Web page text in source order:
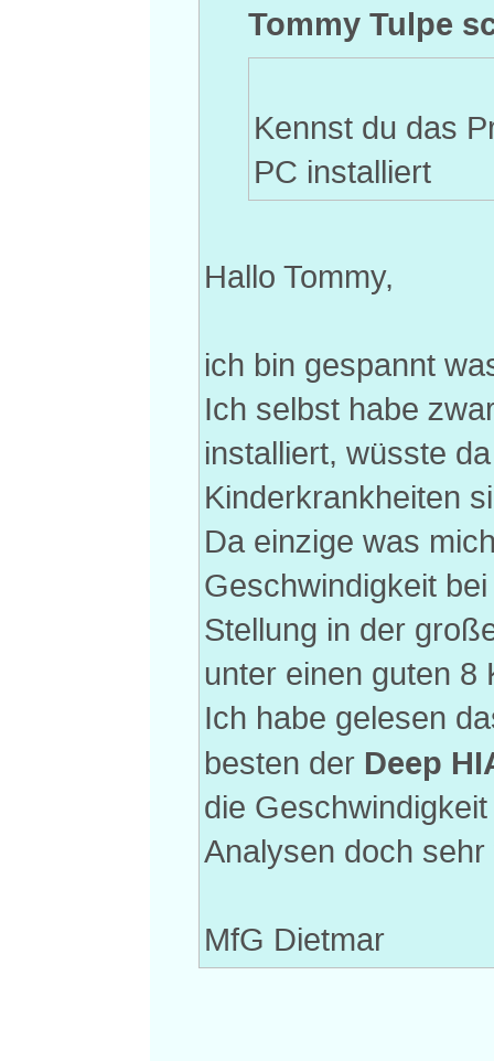
Tommy Tulpe
Kennst du das
PC installiert
Hallo Tommy,
ich bin gespannt
Ich selbst habe
installiert, wüsste
Kinderkrankheiten
Da einzige was
Geschwindigkeit
Stellung in der
unter einen guten 8
Ich habe gelesen
besten der Deep
die
Analysen doch
MfG Dietmar